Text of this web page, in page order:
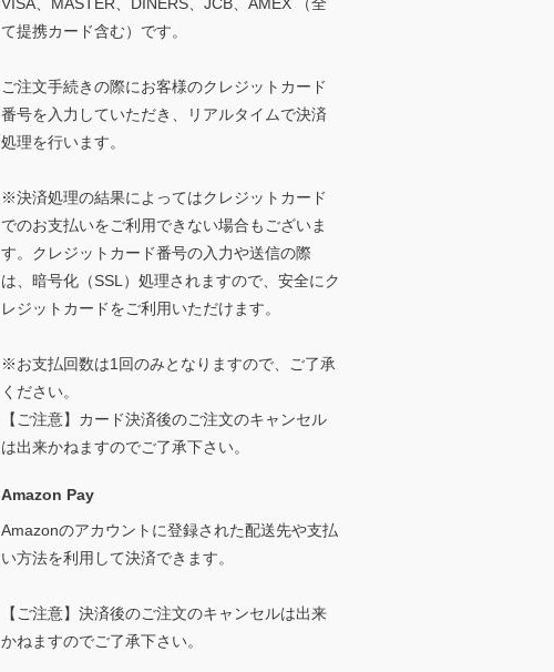
て提携カード含む）です。
ご注文手続きの際にお客様のクレジットカード
番号を入力していただき、リアルタイムで決済
処理を行います。
※決済処理の結果によってはクレジットカード
でのお支払いをご利用できない場合もございま
す。クレジットカード番号の入力や送信の際
は、暗号化（SSL）処理されますので、安全にク
レジットカードをご利用いただけます。
※お支払回数は1回のみとなりますので、ご了承
ください。
【ご注意】カード決済後のご注文のキャンセル
は出来かねますのでご了承下さい。
Amazon Pay
Amazonのアカウントに登録された配送先や支払
い方法を利用して決済できます。
【ご注意】決済後のご注文のキャンセルは出来
かねますのでご了承下さい。